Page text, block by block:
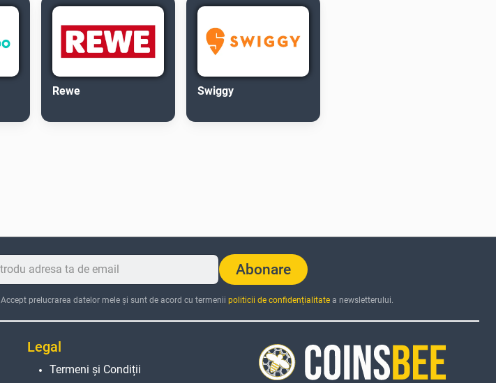
Rewe Swiggy
Abonare
Accept prelucrarea datelor mele și sunt de acord cu termenii politicii de confidențialitatea newsletterului.
Legal
Termeni și Condiții